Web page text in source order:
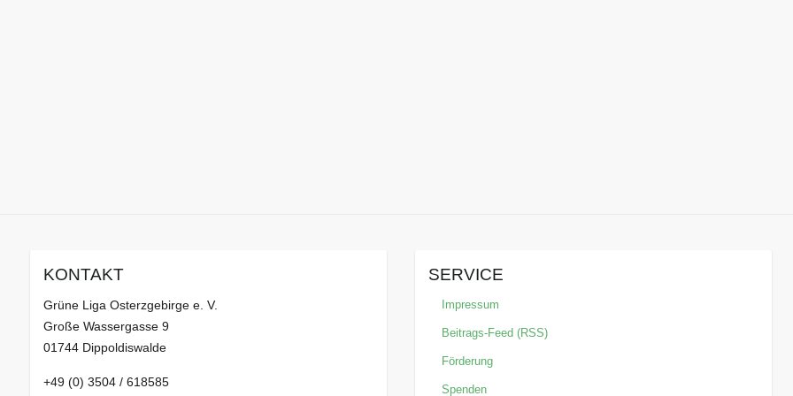
KONTAKT
Grüne Liga Osterzgebirge e. V.
Große Wassergasse 9
01744 Dippoldiswalde
+49 (0) 3504 / 618585
SERVICE
Impressum
Beitrags-Feed (RSS)
Förderung
Spenden